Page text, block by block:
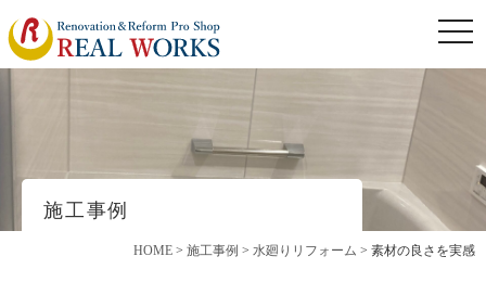
施工事例
HOME > 施工事例 > 水廻りリフォーム > 素材の良さを実感